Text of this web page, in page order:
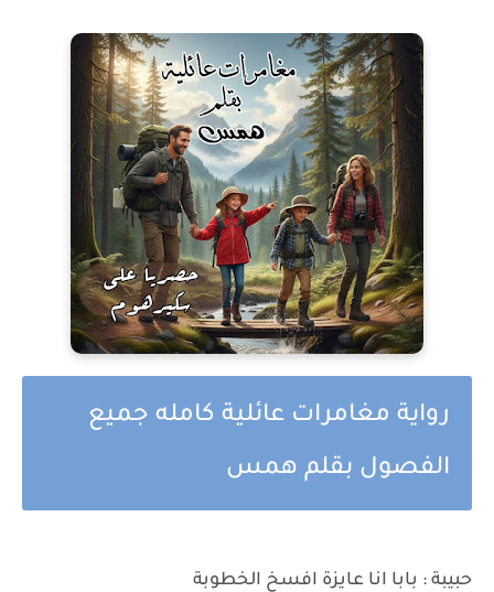
رواية مغامرات عائلية كامله جميع
الفصول بقلم همس
حبيبة : بابا انا عايزة افسخ الخطوبة